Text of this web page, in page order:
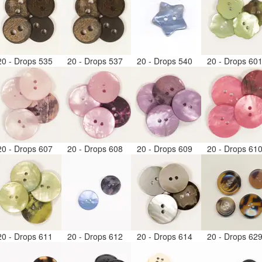
- Drops 535 20 - Drops 537 20 - Drops 540 20 - Drops
- Drops 607 20 - Drops 608 20 - Drops 609 20 - Drops
- Drops 611 20 - Drops 612 20 - Drops 614 20 - Drops